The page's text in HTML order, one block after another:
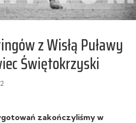
z Wisłą Puławy
Świętokrzyski
zakończyliśmy w